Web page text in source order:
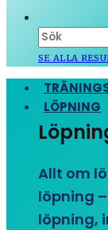
SE ALLA
LÖPNING
Allt om
löpning
löpning,